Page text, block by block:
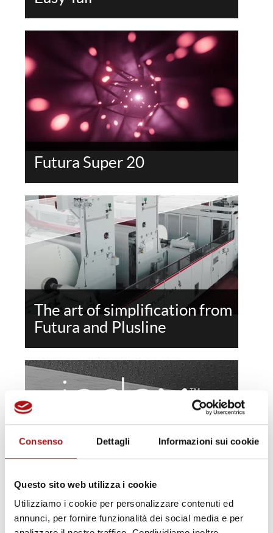
Consenso Dettagli Informazioni sui cookie
Questo sito web utilizza i cookie
Utilizziamo i cookie per personalizzare contenuti ed
annunci, per fornire funzionalità dei social media e per
Futura Super 20
The art of simplification from
Futura and Plusline
Create+Andromeda: il
nonwoven